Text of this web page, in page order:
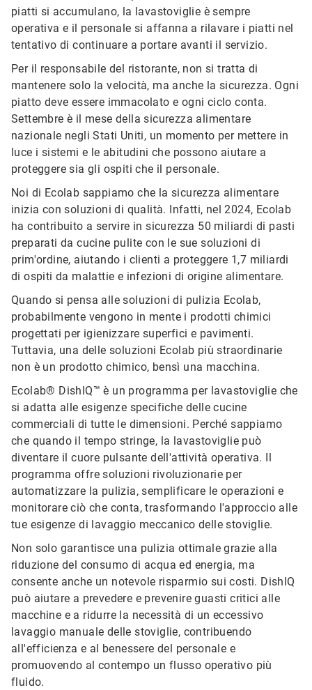
piatti si accumulano, la lavastoviglie è sempre
operativa e il personale si affanna a rilavare i piatti nel
tentativo di continuare a portare avanti il servizio.
Per il responsabile del ristorante, non si tratta di
mantenere solo la velocità, ma anche la sicurezza. Ogni
piatto deve essere immacolato e ogni ciclo conta.
Settembre è il mese della sicurezza alimentare
nazionale negli Stati Uniti, un momento per mettere in
luce i sistemi e le abitudini che possono aiutare a
proteggere sia gli ospiti che il personale.
Noi di Ecolab sappiamo che la sicurezza alimentare
inizia con soluzioni di qualità. Infatti, nel 2024, Ecolab
ha contribuito a servire in sicurezza 50 miliardi di pasti
preparati da cucine pulite con le sue soluzioni di
prim'ordine, aiutando i clienti a proteggere 1,7 miliardi
di ospiti da malattie e infezioni di origine alimentare.
Quando si pensa alle soluzioni di pulizia Ecolab,
probabilmente vengono in mente i prodotti chimici
progettati per igienizzare superfici e pavimenti.
Tuttavia, una delle soluzioni Ecolab più straordinarie
non è un prodotto chimico, bensì una macchina.
Ecolab® DishIQ™ è un programma per lavastoviglie che
si adatta alle esigenze specifiche delle cucine
commerciali di tutte le dimensioni. Perché sappiamo
che quando il tempo stringe, la lavastoviglie può
diventare il cuore pulsante dell'attività operativa. Il
programma offre soluzioni rivoluzionarie per
automatizzare la pulizia, semplificare le operazioni e
monitorare ciò che conta, trasformando l'approccio alle
tue esigenze di lavaggio meccanico delle stoviglie.
Non solo garantisce una pulizia ottimale grazie alla
riduzione del consumo di acqua ed energia, ma
consente anche un notevole risparmio sui costi. DishIQ
può aiutare a prevedere e prevenire guasti critici alle
macchine e a ridurre la necessità di un eccessivo
lavaggio manuale delle stoviglie, contribuendo
all'efficienza e al benessere del personale e
promuovendo al contempo un flusso operativo più
fluido.